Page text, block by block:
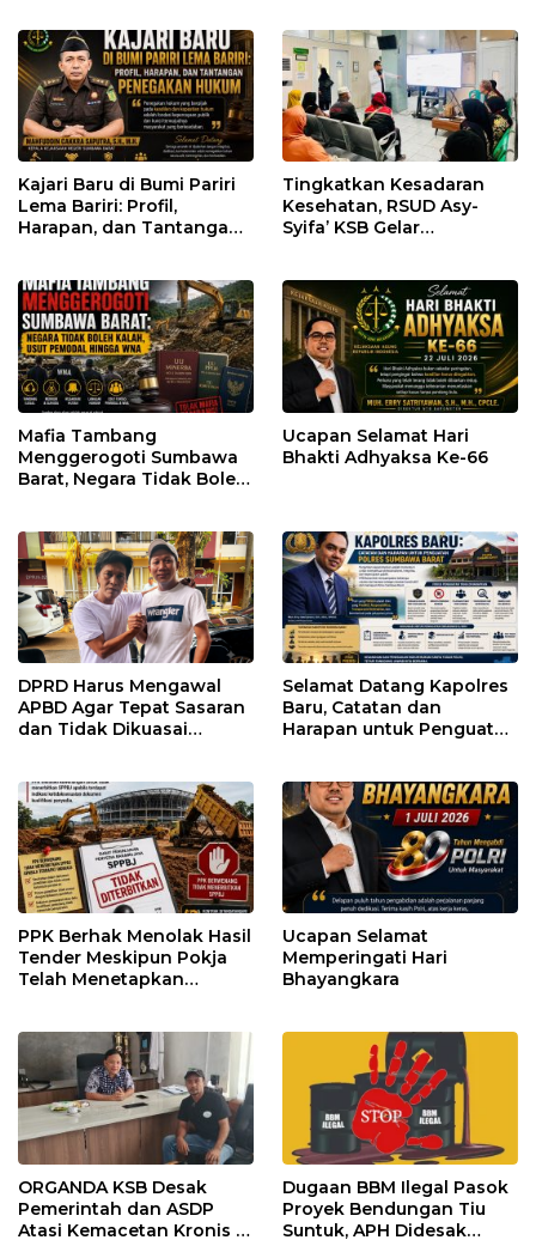
senilai Rp 7,5 Miliar
Kajari Baru di Bumi Pariri
Lema Bariri: Profil,
Harapan, dan Tantangan
Tingkatkan Kesadaran
Kesehatan, RSUD Asy-
Syifa’ KSB Gelar
Mafia Tambang
Menggerogoti Sumbawa
Barat, Negara Tidak Boleh
Ucapan Selamat Hari
Bhakti Adhyaksa Ke-66
DPRD Harus Mengawal
APBD Agar Tepat Sasaran
dan Tidak Dikuasai
Selamat Datang Kapolres
Baru, Catatan dan
Harapan untuk Penguatan
PPK Berhak Menolak Hasil
Tender Meskipun Pokja
Telah Menetapkan
Ucapan Selamat
Memperingati Hari
Bhayangkara
ORGANDA KSB Desak
Pemerintah dan ASDP
Atasi Kemacetan Kronis di
Dugaan BBM Ilegal Pasok
Proyek Bendungan Tiu
Suntuk, APH Didesak